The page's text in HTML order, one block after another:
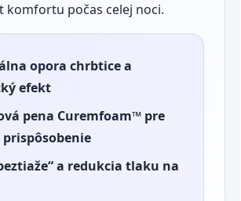
komfortu počas celej noci.
opora chrbtice a
efekt
pena Curemfoam™ pre
a redukcia tlaku na